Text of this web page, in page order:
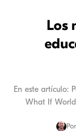
Los
En este artículo:
What If
Por